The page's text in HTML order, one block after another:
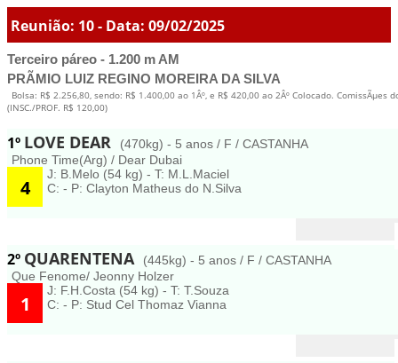
Reunião: 10 - Data: 09/02/2025
Terceiro páreo - 1.200 m AM
PRÃMIO LUIZ REGINO MOREIRA DA SILVA
Bolsa: R$ 2.256,80, sendo: R$ 1.400,00 ao 1Âº, e R$ 420,00 ao 2Âº Colocado. ComissÃµes
(INSC./PROF. R$ 120,00)
1º LOVE DEAR
(470kg) - 5 anos / F / CASTANHA
Phone Time(Arg) / Dear Dubai
4
J: B.Melo (54 kg) - T: M.L.Maciel
C: - P: Clayton Matheus do N.Silva
2º QUARENTENA
(445kg) - 5 anos / F / CASTANHA
Que Fenome/ Jeonny Holzer
1
J: F.H.Costa (54 kg) - T: T.Souza
C: - P: Stud Cel Thomaz Vianna